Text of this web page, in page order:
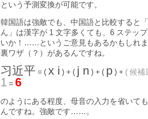
という予測変換が可能です。
韓国語は強敵でも、中国語と比較す
ん」は漢字が 1 文字多くても、6 ステッ
いか！……というご意見もあるかもしれ
裏ワザ（？）があるんですね。
习近平 = ( x i ) + ( j n ) + ( p ) + ( 候補
1 = 6
のようにある程度、母音の入力を省いて
んですね。強敵です……。